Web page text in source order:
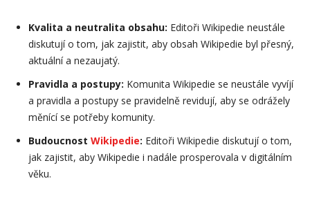
Kvalita a neutralita obsahu: Editoři Wikipedie neustále
diskutují o tom, jak zajistit, aby obsah Wikipedie byl přesný,
aktuální a nezaujatý.
Pravidla a postupy: Komunita Wikipedie se neustále vyvíjí
a pravidla a postupy se pravidelně revidují, aby se odrážely
měnící se potřeby komunity.
Budoucnost Wikipedie: Editoři Wikipedie diskutují o tom,
jak zajistit, aby Wikipedie i nadále prosperovala v digitálním
věku.